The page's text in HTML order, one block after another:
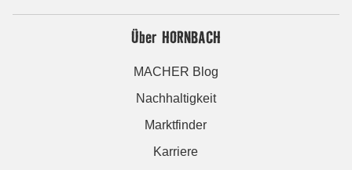
Über HORNBACH
MACHER Blog
Nachhaltigkeit
Marktfinder
Karriere